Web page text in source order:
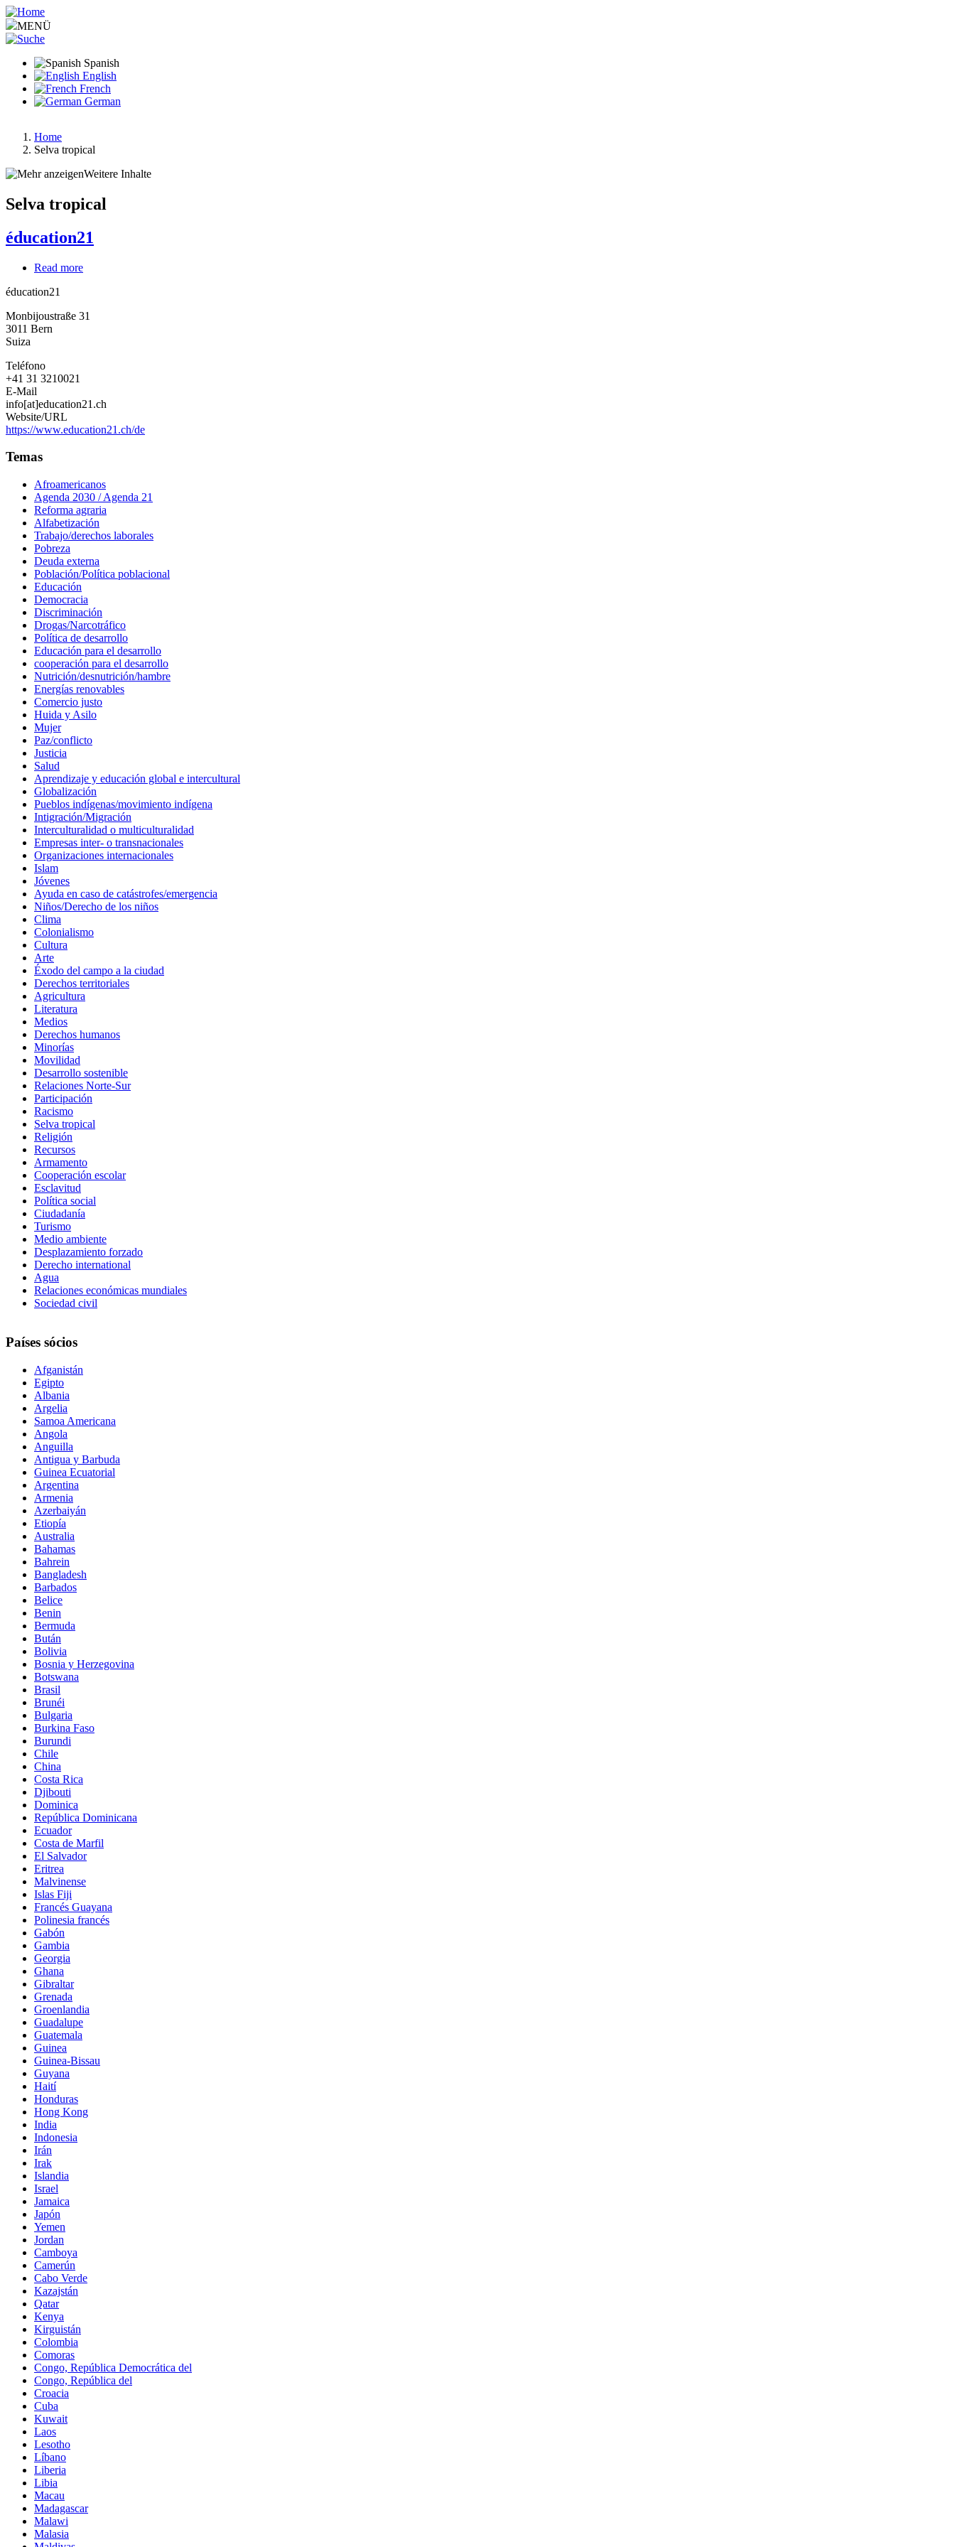
Pasar
al
contenido
MENÜ
Spanish
English
French
German
Ruta
de
Home
Selva tropical
Weitere Inhalte
Selva tropical
éducation21
Read more
éducation21
Monbijoustraße 31
3011 Bern
Suiza
Teléfono
+41 31 3210021
E-Mail
info[at]education21.ch
Website/URL
https://www.education21.ch/de
Temas
Afroamericanos
Agenda 2030 / Agenda 21
Reforma agraria
Alfabetización
Trabajo/derechos laborales
Pobreza
Deuda externa
Población/Política poblacional
Educación
Democracia
Discriminación
Drogas/Narcotráfico
Política de desarrollo
Educación para el desarrollo
cooperación para el desarrollo
Nutrición/desnutrición/hambre
Energías renovables
Comercio justo
Huida y Asilo
Mujer
Paz/conflicto
Justicia
Salud
Aprendizaje y educación global e intercultural
Globalización
Pueblos indígenas/movimiento indígena
Intigración/Migración
Interculturalidad o multiculturalidad
Empresas inter- o transnacionales
Organizaciones internacionales
Islam
Jóvenes
Ayuda en caso de catástrofes/emergencia
Niños/Derecho de los niños
Clima
Colonialismo
Cultura
Arte
Éxodo del campo a la ciudad
Derechos territoriales
Agricultura
Literatura
Medios
Derechos humanos
Minorías
Movilidad
Desarrollo sostenible
Relaciones Norte-Sur
Participación
Racismo
Selva tropical
Religión
Recursos
Armamento
Cooperación escolar
Esclavitud
Política social
Ciudadanía
Turismo
Medio ambiente
Desplazamiento forzado
Derecho international
Agua
Relaciones económicas mundiales
Sociedad civil
Países sócios
Afganistán
Egipto
Albania
Argelia
Samoa Americana
Angola
Anguilla
Antigua y Barbuda
Guinea Ecuatorial
Argentina
Armenia
Azerbaiyán
Etiopía
Australia
Bahamas
Bahrein
Bangladesh
Barbados
Belice
Benin
Bermuda
Bután
Bolivia
Bosnia y Herzegovina
Botswana
Brasil
Brunéi
Bulgaria
Burkina Faso
Burundi
Chile
China
Costa Rica
Djibouti
Dominica
República Dominicana
Ecuador
Costa de Marfil
El Salvador
Eritrea
Malvinense
Islas Fiji
Francés Guayana
Polinesia francés
Gabón
Gambia
Georgia
Ghana
Gibraltar
Grenada
Groenlandia
Guadalupe
Guatemala
Guinea
Guinea-Bissau
Guyana
Haití
Honduras
Hong Kong
India
Indonesia
Irán
Irak
Islandia
Israel
Jamaica
Japón
Yemen
Jordan
Camboya
Camerún
Cabo Verde
Kazajstán
Qatar
Kenya
Kirguistán
Colombia
Comoras
Congo, República Democrática del
Congo, República del
Croacia
Cuba
Kuwait
Laos
Lesotho
Líbano
Liberia
Libia
Macau
Madagascar
Malawi
Malasia